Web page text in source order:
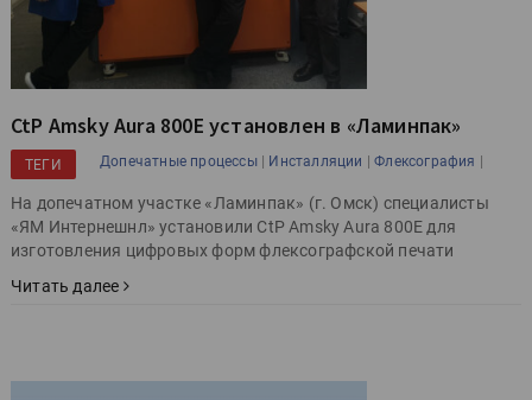
CtP Amsky Aura 800E установлен в «Ламинпак»
ТЕГИ Допечатные процессы| Инсталляции |Флексография |
На допечатном участке «Ламинпак» (г. Омск) специалисты
«ЯМ Интернешнл» установили CtP Amsky Aura 800E для
изготовления цифровых форм флексографской печати
Читать далее